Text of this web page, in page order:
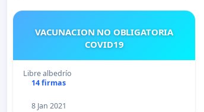
VACUNACION NO OBLIGATORIA
COVID19
Libre albedrío
14 firmas
8 Jan 2021